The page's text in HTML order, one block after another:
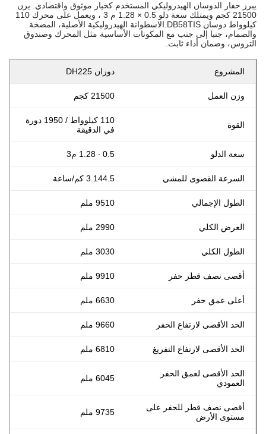
يبرز حفار الدوسان الهيدروليكي المستخدم كخيار موثوق واقتصادي. يزن
21500 كجم ويمتلك سعة دلو 0.5 × 1.28 م 3 ، ويعمل على محرك 110
كيلوواط دوسان DB58TIS.الاسطوانة الهيدروليكية الأصلية، المضخة
والصمام، جنبا إلى جنب مع المكونات الأساسية مثل المحرك وصندوق
التروس، وضمان أداء ثابت.
المشروع دوزان DH225
وزن العمل 21500 كجم
القوة
110 كيلوواط / 1950 دورة
في الدقيقة
سعة الدلو 0.5 ∙ 1.28 م3
السرعة القصوى للمشي 3.144.5 كم/ساعة
الطول الإجمالي 9510 ملم
العرض الكلي 2990 ملم
الطول الكلي 3030 ملم
أقصى نصف قطر حفر 9910 ملم
أعلى عمق حفر 6630 ملم
الحد الأقصى لارتفاع الحفر 9660 ملم
الحد الأقصى لارتفاع التفريغ 6810 ملم
الحد الأقصى لعمق الحفر
العمودي
6045 ملم
أقصى نصف قطر للحفر على
مستوى الأرض
9735 ملم